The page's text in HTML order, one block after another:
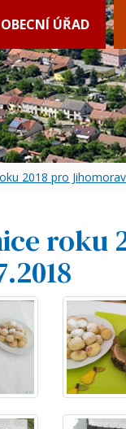
OBECNÍ ÚŘAD
2018 pro
roku